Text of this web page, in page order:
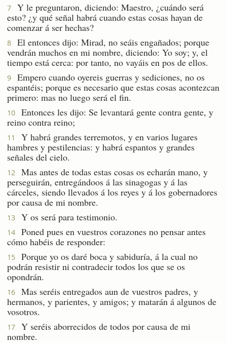
7
Y le preguntaron, diciendo: Maestro, ¿cuándo será
esto? ¿y qué señal habrá cuando estas cosas hayan de
comenzar á ser hechas?
8
El entonces dijo: Mirad, no seáis engañados; porque
vendrán muchos en mi nombre, diciendo: Yo soy; y, el
tiempo está cerca: por tanto, no vayáis en pos de ellos.
9
Empero cuando oyereis guerras y sediciones, no os
espantéis; porque es necesario que estas cosas acontezcan
primero: mas no luego será el fin.
10
Entonces les dijo: Se levantará gente contra gente, y
reino contra reino;
11
Y habrá grandes terremotos, y en varios lugares
hambres y pestilencias: y habrá espantos y grandes
señales del cielo.
12
Mas antes de todas estas cosas os echarán mano, y
perseguirán, entregándoos á las sinagogas y á las
cárceles, siendo llevados á los reyes y á los gobernadores
por causa de mi nombre.
13 Y os será para testimonio.
14
Poned pues en vuestros corazones no pensar antes
cómo habéis de responder:
15
Porque yo os daré boca y sabiduría, á la cual no
podrán resistir ni contradecir todos los que se os
opondrán.
16
Mas seréis entregados aun de vuestros padres, y
hermanos, y parientes, y amigos; y matarán á algunos de
vosotros.
17
Y seréis aborrecidos de todos por causa de mi
nombre.